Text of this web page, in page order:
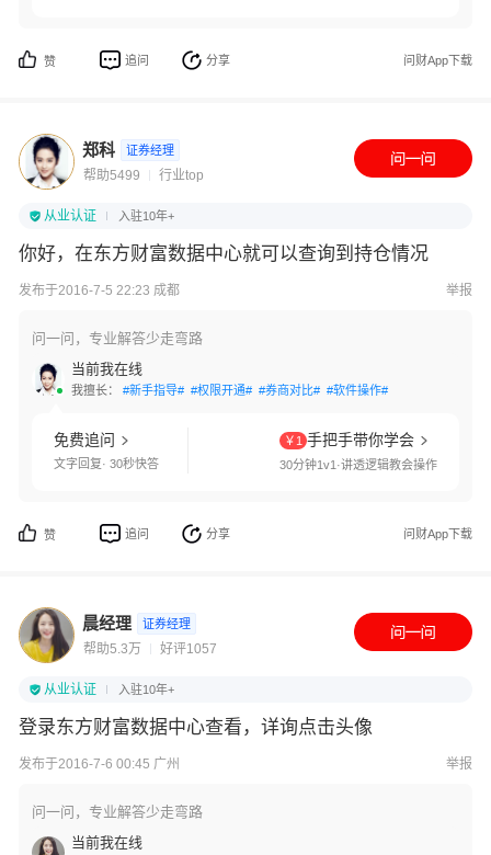
赞 追问 分享 问财App下载
郑科 证券经理
帮助5499 行业top
从业认证 入驻10年+
你好，在东方财富数据中心就可以查询到持仓情况
发布于2016-7-5 22:23 成都 举报
问一问，专业解答少走弯路
当前我在线
我擅长： #新手指导# #权限开通# #券商对比# #软件操作#
免费追问
文字回复· 30秒快答
￥1 手把手带你学会
30分钟1v1·讲透逻辑教会操作
赞 追问 分享 问财App下载
晨经理 证券经理
帮助5.3万 好评1057
从业认证 入驻10年+
登录东方财富数据中心查看，详询点击头像
发布于2016-7-6 00:45 广州 举报
问一问，专业解答少走弯路
当前我在线